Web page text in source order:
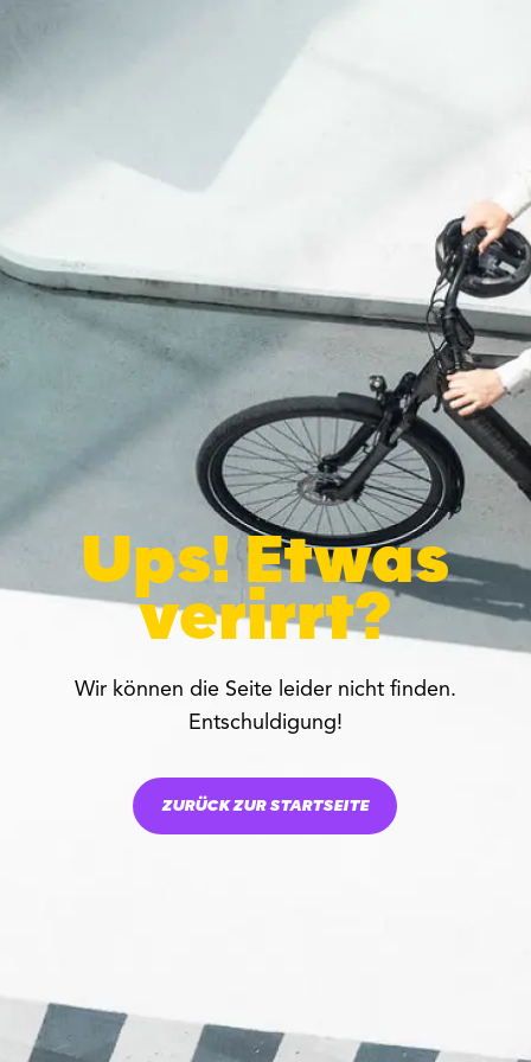
Ups! Etwas
verirrt?
Wir können die Seite leider nicht finden.
Entschuldigung!
ZURÜCK ZUR STARTSEITE